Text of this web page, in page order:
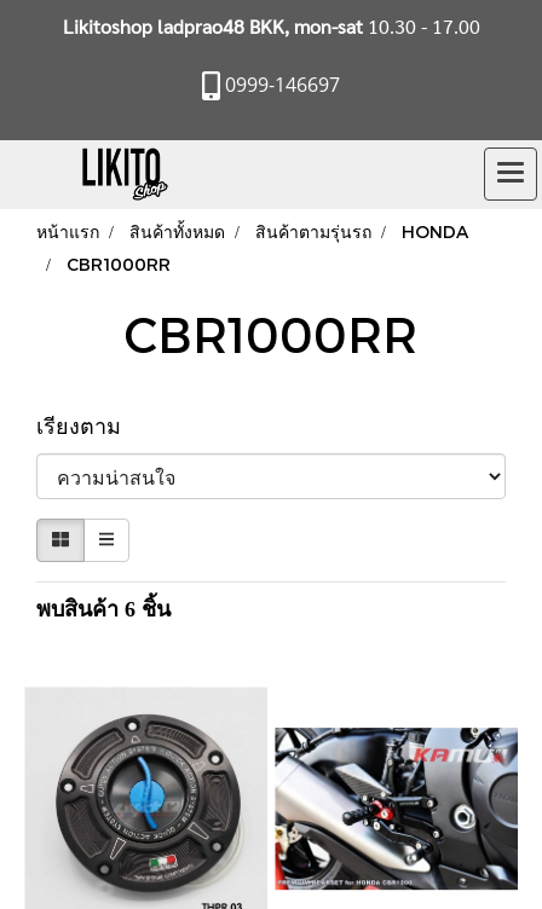
Likitoshop ladprao48 BKK, mon-sat10.30 - 17.00
0999-146697
หน้าแรก สินค้าทั้งหมด สินค้าตามรุ่นรถ
HONDA
CBR1000RR
CBR1000RR
เรียงตาม
พบสินค้า 6 ชิ้น